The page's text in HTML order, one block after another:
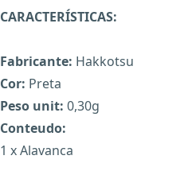
CARACTERÍSTICAS:
Fabricante: Hakkotsu
Cor: Preta
Peso unit: 0,30g
Conteudo:
1 x Alavanca